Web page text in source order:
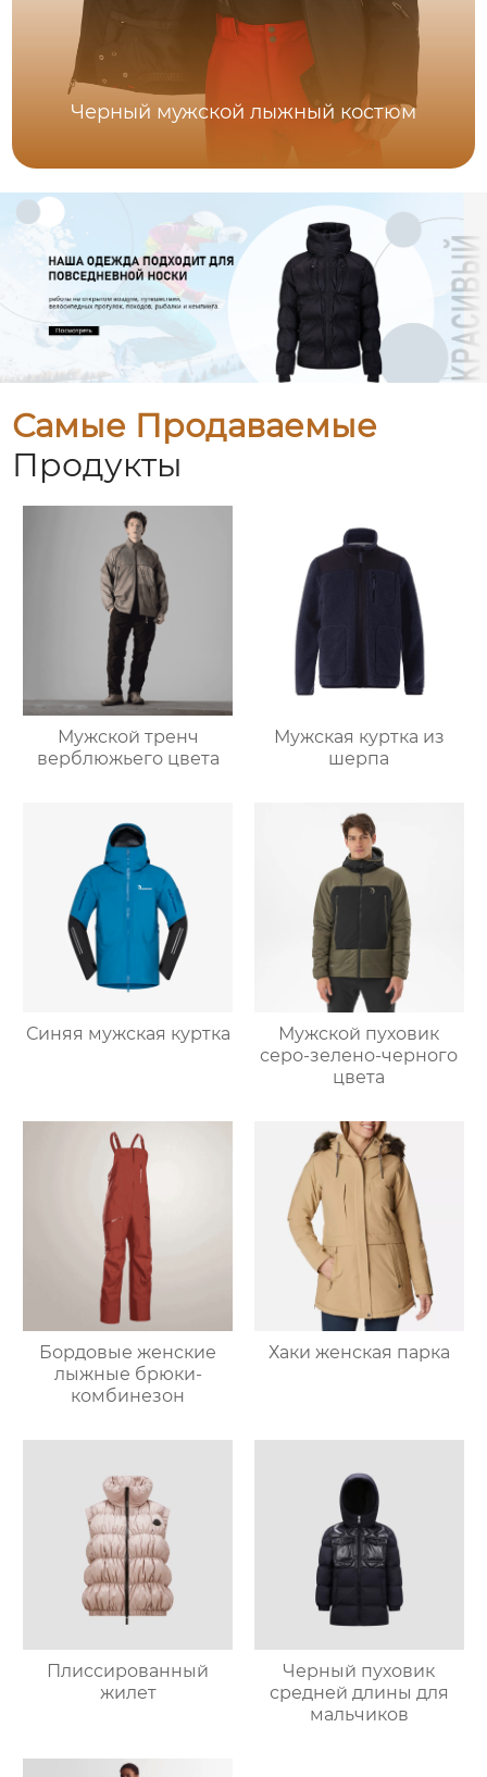
Черный мужской лыжный костюм
Самые Продаваемые
Продукты
Мужской тренч
верблюжьего цвета
Мужская куртка из
шерпа
Синяя мужская куртка
Мужской пуховик
серо-зелено-черного
цвета
Бордовые женские
лыжные брюки-
комбинезон
Хаки женская парка
Плиссированный
жилет
Черный пуховик
средней длины для
мальчиков